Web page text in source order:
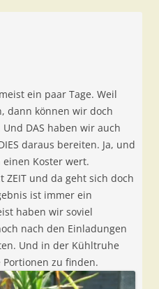
ein paar Tage. Weil
dann können wir doch
DAS haben wir auch
daraus bereiten. Ja, und
einen Koster wert.
und da geht sich doch
ist immer ein
haben wir soviel
nach den Einladungen
Und in der Kühltruhe
zu finden.